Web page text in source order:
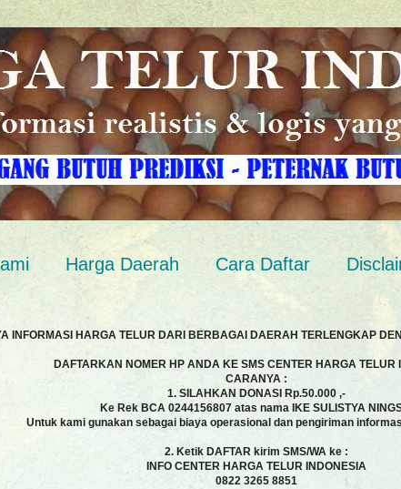
Harga Daerah Cara Daftar
INFORMASI HARGA TELUR DARI BERBAGAI DAERAH TERLENGKAP
DAFTARKAN NOMER HP ANDA KE SMS CENTER HARGA TELUR
CARANYA :
1. SILAHKAN DONASI Rp.50.000 ,-
Ke Rek BCA 0244156807 atas nama IKE SULISTYA
Untuk kami gunakan sebagai biaya operasional dan pengiriman
2. Ketik DAFTAR kirim SMS/WA ke :
INFO CENTER HARGA TELUR INDONESIA
0822 3265 8851